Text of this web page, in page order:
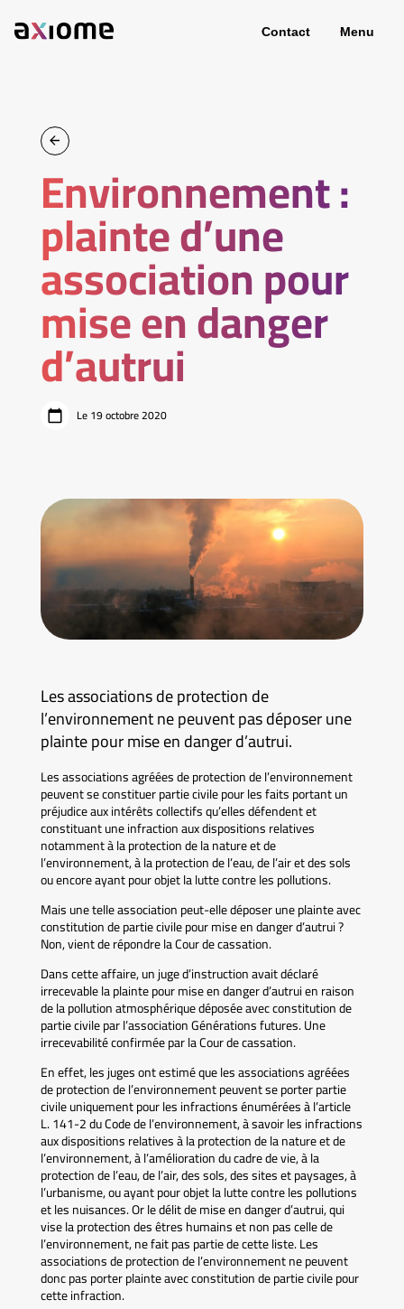
Contact Menu
Environnement :
plainte d’une
association pour
mise en danger
d’autrui
Le 19 octobre 2020
Les associations de protection de
l’environnement ne peuvent pas déposer une
plainte pour mise en danger d’autrui.
Les associations agréées de protection de l’environnement
peuvent se constituer partie civile pour les faits portant un
préjudice aux intérêts collectifs qu’elles défendent et
constituant une infraction aux dispositions relatives
notamment à la protection de la nature et de
l’environnement, à la protection de l’eau, de l’air et des sols
ou encore ayant pour objet la lutte contre les pollutions.
Mais une telle association peut-elle déposer une plainte avec
constitution de partie civile pour mise en danger d’autrui ?
Non, vient de répondre la Cour de cassation.
Dans cette affaire, un juge d’instruction avait déclaré
irrecevable la plainte pour mise en danger d’autrui en raison
de la pollution atmosphérique déposée avec constitution de
partie civile par l’association Générations futures. Une
irrecevabilité confirmée par la Cour de cassation.
En effet, les juges ont estimé que les associations agréées
de protection de l’environnement peuvent se porter partie
civile uniquement pour les infractions énumérées à l’article
L. 141-2 du Code de l’environnement, à savoir les infractions
aux dispositions relatives à la protection de la nature et de
l’environnement, à l’amélioration du cadre de vie, à la
protection de l’eau, de l’air, des sols, des sites et paysages, à
l’urbanisme, ou ayant pour objet la lutte contre les pollutions
et les nuisances. Or le délit de mise en danger d’autrui, qui
vise la protection des êtres humains et non pas celle de
l’environnement, ne fait pas partie de cette liste. Les
associations de protection de l’environnement ne peuvent
donc pas porter plainte avec constitution de partie civile pour
cette infraction.